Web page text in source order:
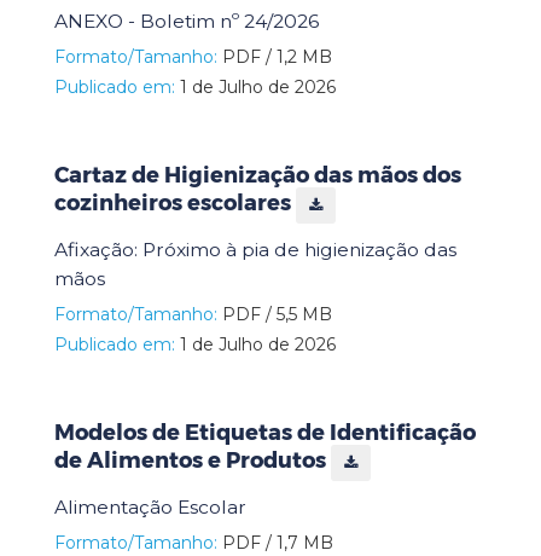
ANEXO - Boletim nº 24/2026
Formato/Tamanho: PDF / 1,2 MB
Publicado em: 1 de Julho de 2026
Cartaz de Higienização das mãos dos
cozinheiros escolares
Afixação: Próximo à pia de higienização das
mãos
Formato/Tamanho: PDF / 5,5 MB
Publicado em: 1 de Julho de 2026
Modelos de Etiquetas de Identificação
de Alimentos e Produtos
Alimentação Escolar
Formato/Tamanho: PDF / 1,7 MB